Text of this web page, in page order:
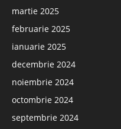
martie 2025
februarie 2025
ianuarie 2025
decembrie 2024
noiembrie 2024
octombrie 2024
septembrie 2024